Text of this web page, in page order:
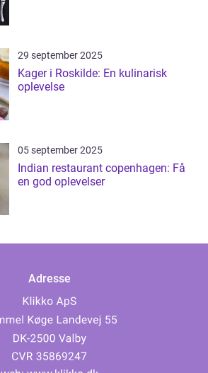
29 september 2025
Kager i Roskilde: En kulinarisk
oplevelse
05 september 2025
Indian restaurant copenhagen: Få
en god oplevelser
Adresse